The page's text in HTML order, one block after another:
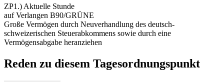
ZP1.) Aktuelle Stunde
auf Verlangen B90/GRÜNE
Große Vermögen durch Neuverhandlung des deutsch-
schweizerischen Steuerabkommens sowie durch eine
Vermögensabgabe heranziehen
Reden zu diesem Tagesordnungspunkt